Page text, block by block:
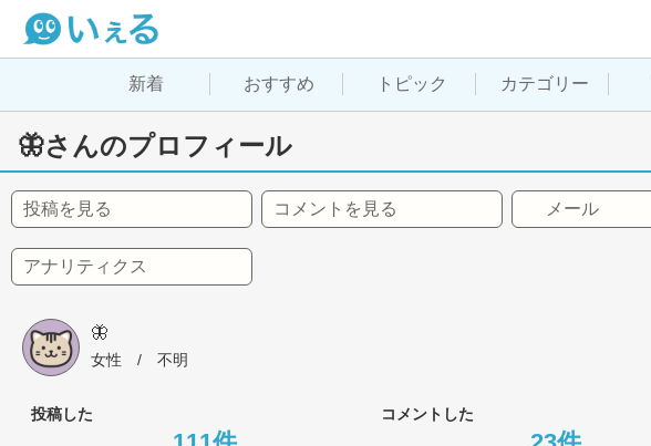
新着 おすすめ トピック カテゴリー
🦋さんのプロフィール
投稿を見る コメントを見る メール
アナリティクス
🦋
女性 / 不明
投稿した コメントした